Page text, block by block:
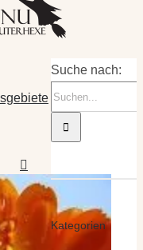
Suche nach:
Kategorien